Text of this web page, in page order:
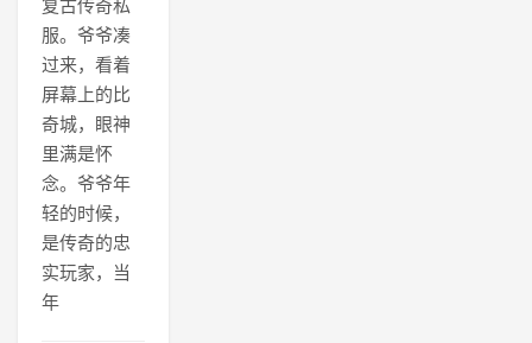
复古传奇私
服。爷爷凑
过来，看着
屏幕上的比
奇城，眼神
里满是怀
念。爷爷年
轻的时候，
是传奇的忠
实玩家，当
年